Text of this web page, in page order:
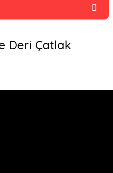
Deri Çatlak